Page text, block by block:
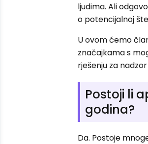
ljudima. Ali
o potencijalnoj
U ovom ćemo
značajkama s
rješenju za
Postoji li
godina?
Da. Postoje